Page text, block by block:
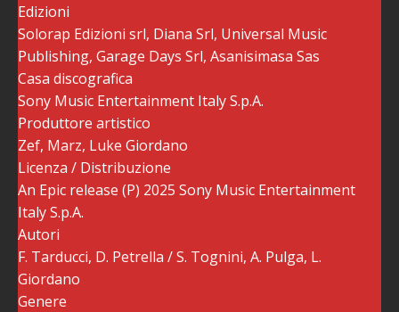
Edizioni
Solorap Edizioni srl, Diana Srl, Universal Music
Publishing, Garage Days Srl, Asanisimasa Sas
Casa discografica
Sony Music Entertainment Italy S.p.A.
Produttore artistico
Zef, Marz, Luke Giordano
Licenza / Distribuzione
An Epic release (P) 2025 Sony Music Entertainment
Italy S.p.A.
Autori
F. Tarducci, D. Petrella / S. Tognini, A. Pulga, L.
Giordano
Genere